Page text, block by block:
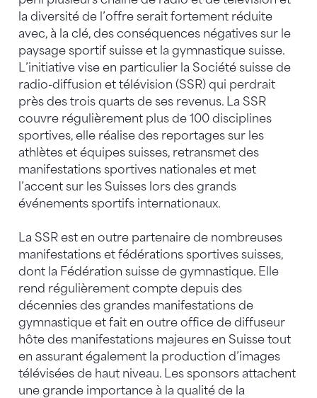
la diversité de l’offre serait fortement réduite
avec, à la clé, des conséquences négatives sur le
paysage sportif suisse et la gymnastique suisse.
L’initiative vise en particulier la Société suisse de
radio-diffusion et télévision (SSR) qui perdrait
près des trois quarts de ses revenus. La SSR
couvre régulièrement plus de 100 disciplines
sportives, elle réalise des reportages sur les
athlètes et équipes suisses, retransmet des
manifestations sportives nationales et met
l’accent sur les Suisses lors des grands
événements sportifs internationaux.
La SSR est en outre partenaire de nombreuses
manifestations et fédérations sportives suisses,
dont la Fédération suisse de gymnastique. Elle
rend régulièrement compte depuis des
décennies des grandes manifestations de
gymnastique et fait en outre office de diffuseur
hôte des manifestations majeures en Suisse tout
en assurant également la production d’images
télévisées de haut niveau. Les sponsors attachent
une grande importance à la qualité de la